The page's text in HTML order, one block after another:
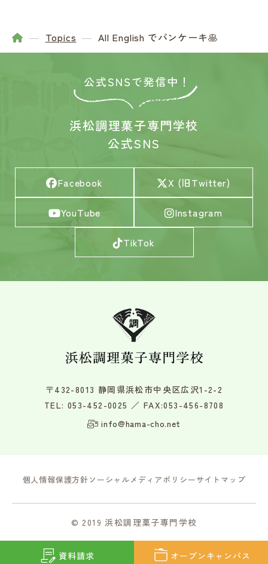
Topics All English でパンケーキ🥞
浜松調理菓子専門学校
公式SNS
Facebook X (旧Twitter)
YouTube Instagram
TikTok
〒432-8013 静岡県浜松市中央区広沢1-2-2
TEL: 053-452-0025 ／ FAX:053-456-8708
info@hama-cho.net
個人情報保護方針ソーシャルメディアポリシーサイトマップ
© 2019 浜松調理菓子専門学校
資料請求 オープンキャンパス